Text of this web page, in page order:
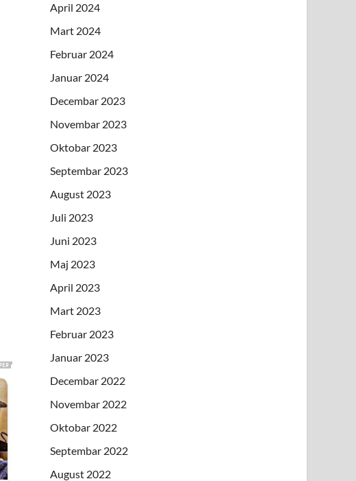
April 2024
Mart 2024
Februar 2024
Januar 2024
Decembar 2023
Novembar 2023
Oktobar 2023
Septembar 2023
August 2023
Juli 2023
Juni 2023
Maj 2023
April 2023
Mart 2023
Februar 2023
Januar 2023
Decembar 2022
Novembar 2022
Oktobar 2022
Septembar 2022
August 2022